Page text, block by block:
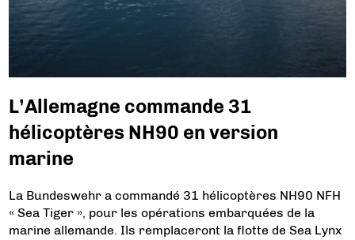
L’Allemagne commande 31
hélicoptères NH90 en version
marine
La Bundeswehr a commandé 31 hélicoptères NH90 NFH
« Sea Tiger », pour les opérations embarquées de la
marine allemande. Ils remplaceront la flotte de Sea Lynx